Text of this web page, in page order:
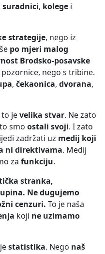
suradnici, kolege i
strategije, nego iz
po mjeri malog
Brodsko-posavske
nego s tribine.
, čekaonica, dvorana,
to jevelika stvar. Ne zato
smo ostali svoji. I zato
zadržati uz medij koji
ni direktivama. Medij
za funkciju.
stranka,
Ne dugujemo
cenzuri. To je naša
koji ne uzimamo
statistika. Nego naš